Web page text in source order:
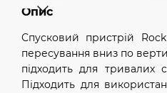
Опис
Спусковий пристрій
пересування вниз по
підходить для тривалих
Підходить для